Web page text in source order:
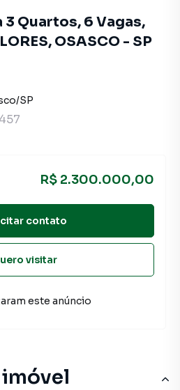
Quartos, 6 Vagas,
OSASCO - SP
/SP
R$ 2.300.000,00
contato
visitar
este anúncio